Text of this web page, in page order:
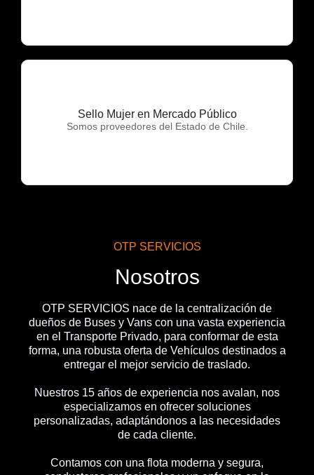
Sello Mujer en Mercado Público
Somos proveedores del Estado de Chile.
OTP Servicios
OTP SERVICIOS
Nosotros
OTP SERVICIOS nace de la centralización de
dueños de Buses y Vans con una vasta experiencia
en el Transporte Privado, para conformar de esta
forma, una robusta oferta de Vehículos destinados a
entregar el mejor servicio de traslado.
Nuestros 15 años de experiencia nos avalan, nos
especializamos en ofrecer soluciones
personalizadas, adaptándonos a las necesidades
de cada cliente.
Contamos con una flota moderna y segura,